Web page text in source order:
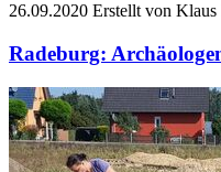
26.09.2020 Erstellt von
Radeburg: